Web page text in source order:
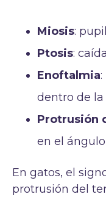
Miosis:
Ptosis:
Enoftalmia
dentro de la
Protrusión
en el
En gatos, el
protrusión del